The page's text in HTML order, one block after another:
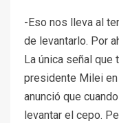
-Eso nos lleva al
de levantarlo. Por
La única señal
presidente Milei
anunció que
levantar el cepo.